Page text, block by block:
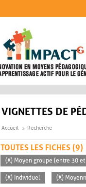
VIGNETTES DE
Accueil Recherche
TOUTES LES FICHES (9)
(X) Moyen groupe (entre 30
(X) Individuel (X)